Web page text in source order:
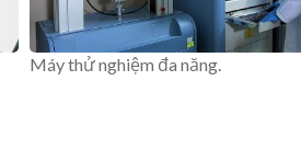
Máy thử nghiệm đa năng.